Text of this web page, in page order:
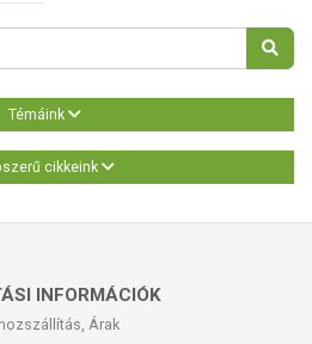
Témáink
cikkeink
INFORMÁCIÓK
Árak